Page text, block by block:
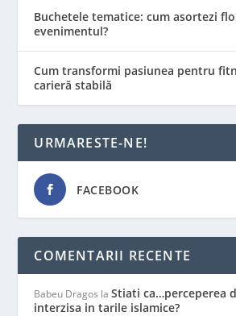
Buchetele tematice: cum asortezi
evenimentul?
Cum transformi pasiunea pentru
carieră stabilă
URMARESTE-NE!
FACEBOOK
COMENTARII RECENTE
Babeu Dragos laStiati ca…perceperea
interzisa in tarile islamice?